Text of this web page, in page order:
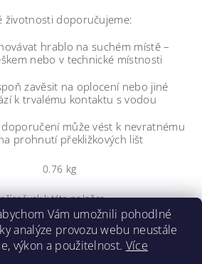
životnosti doporučujeme:
hrablo na suchém místě –
nebo v technické místnosti
zavěsit na oplocení nebo jiné
k trvalému kontaktu s vodou
může vést k nevratnému
prohnutí překližkových lišt
0.76 kg
k této položce.
Vám umožnili pohodlné
analýze provozu webu neustále
výkon a použitelnost. Více